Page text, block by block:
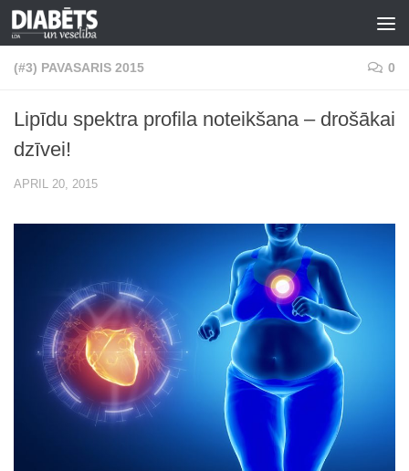
Skip to content
(#3) PAVASARIS 2015 0
Lipīdu spektra profila noteikšana – drošākai
dzīvei!
APRIL 20, 2015